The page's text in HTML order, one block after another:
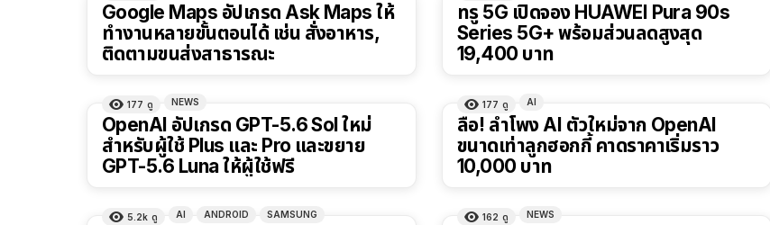
Google Maps อัปเกรด Ask Maps ให้
ทำงานหลายขั้นตอนได้ เช่น สั่งอาหาร,
ติดตามขนส่งสาธารณะ
ทรู 5G เปิดจอง HUAWEI Pura 90s
Series 5G+ พร้อมส่วนลดสูงสุด
19,400 บาท
177 ดู NEWS
OpenAI อัปเกรด GPT-5.6 Sol ใหม่
สำหรับผู้ใช้ Plus และ Pro และขยาย
GPT-5.6 Luna ให้ผู้ใช้ฟรี
177 ดู AI
ลือ! ลำโพง AI ตัวใหม่จาก OpenAI
ขนาดเท่าลูกฮอกกี้ คาดราคาเริ่มราว
10,000 บาท
5.2k ดู AI ANDROID SAMSUNG 162 ดู NEWS